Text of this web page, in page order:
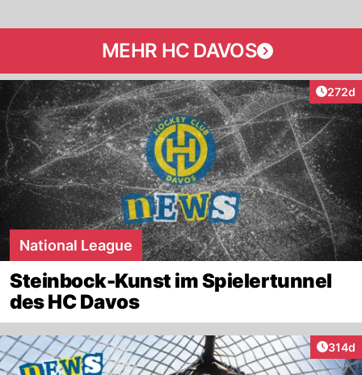
MEHR HC DAVOS
272d
National League
Steinbock-Kunst im Spielertunnel
des HC Davos
314d